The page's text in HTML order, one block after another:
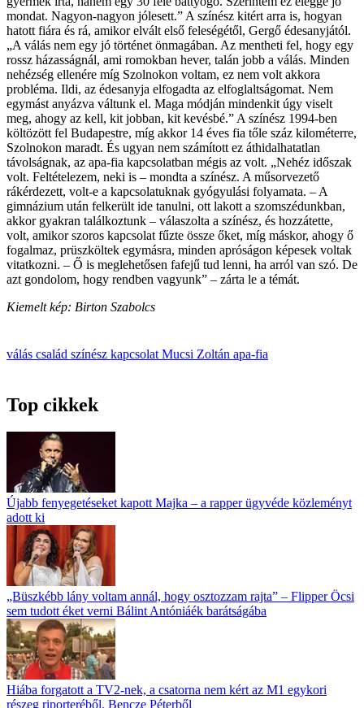
mondat. Nagyon-nagyon jólesett.” A színész kitért arra is, hogyan
hatott fiára és rá, amikor elvált első feleségétől, Gergő édesanyjától.
„A válás nem egy jó történet önmagában. Az mentheti fel, hogy egy
rossz házasságnál, ami romokban hever, talán jobb a válás. Minden
nehézség ellenére míg Szolnokon voltam, ez nem volt akkora
probléma. Ildi, az édesanyja elfogadta az elfoglaltságomat. Nem
egymást anyázva váltunk el. Maga módján mindenkit úgy viselt
meg, ahogy az kell, kit jobban, kit kevésbé.” A színész 1994-ben
költözött fel Budapestre, míg akkor 14 éves fia tőle száz kilométerre,
Szolnokon maradt. És ugyan nem számított ez áthidalhatatlan
távolságnak, az apa-fia kapcsolatban mégis az volt. „Nehéz időszak
volt. Feltételezem, neki is – mondta a színész. A műsorvezető
rákérdezett, volt-e a kapcsolatuknak gyógyulási folyamata. – A
gimnázium után felkerült ide tanulni, ott lakott a szomszédunkban,
akkor gyakran találkoztunk – válaszolta a színész, és hozzátette,
volt, amikor szoros kapcsolat fűzte össze őket, míg máskor, ahogy ő
fogalmaz, prüszköltek egymásra, minden apróságon képesek voltak
vitatkozni. – Ő is meglehetősen fafejű tud lenni, ha arról van szó. De
azt gondolom, hogy rendben vagyunk” – zárta le a témát.
Kiemelt kép: Birton Szabolcs
válás család színész kapcsolat Mucsi Zoltán apa-fia
Top cikkek
Újabb fenyegetéseket kapott Majka – a rapper ügyvéde közleményt
adott ki
„Büszkébb lány voltam annál, hogy osztozzam rajta” – Flipper Öcsi
sem tudott éket verni Bálint Antóniáék barátságába
Hiába forgatott a TV2-nek, a csatorna nem kért az M1 egykori
részeg riporteréből, Bencze Péterből